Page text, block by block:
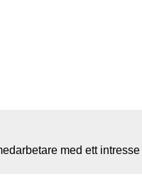
med ett